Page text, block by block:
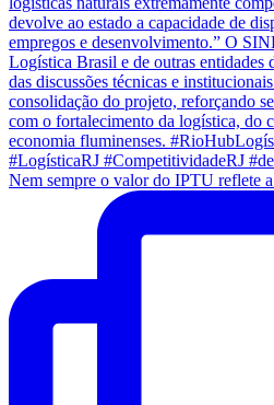
Nem sempre o valor do IPTU reflete